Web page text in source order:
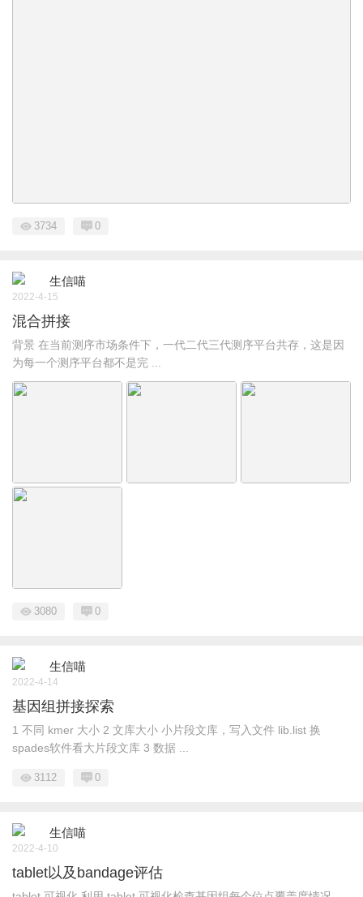
3734 0
生信喵
2022-4-15
混合拼接
背景 在当前测序市场条件下，一代二代三代测序平台共存，这是因
为每一个测序平台都不是完 ...
3080 0
生信喵
2022-4-14
基因组拼接探索
1 不同 kmer 大小 2 文库大小 小片段文库，写入文件 lib.list 换
spades软件看大片段文库 3 数据 ...
3112 0
生信喵
2022-4-10
tablet以及bandage评估